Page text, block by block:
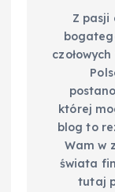
Z pasji
której
blog to
Wam w
świata
tutaj